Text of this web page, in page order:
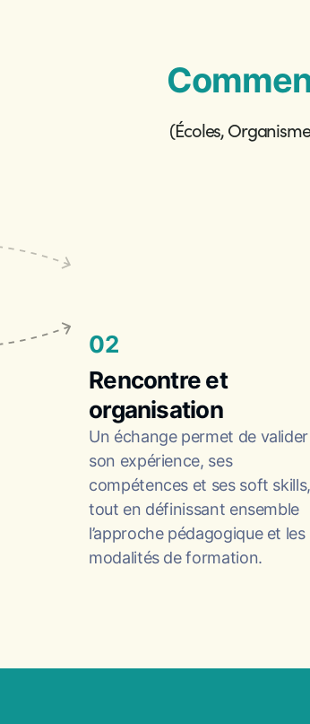
(Écoles,
02
Rencontre et
organisation
Un échange permet de valider
son expérience, ses
compétences et ses soft skills,
tout en définissant ensemble
l’approche pédagogique et les
modalités de formation.